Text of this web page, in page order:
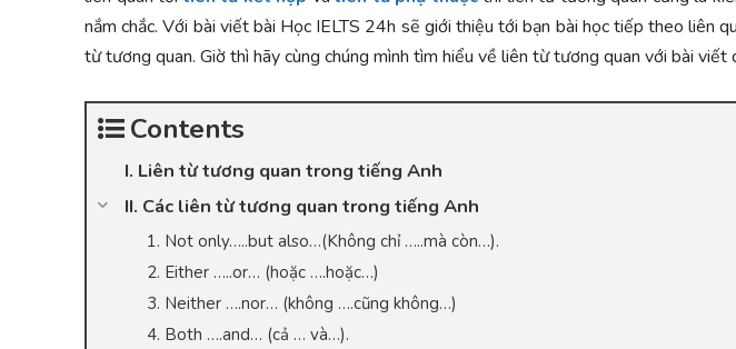
nắm chắc. Với bài viết bài Học IELTS 24h sẽ giới thiệu tới bạn bài học tiếp theo liên
từ tương quan. Giờ thì hãy cùng chúng mình tìm hiểu về liên từ tương quan với bài viết
Contents
I. Liên từ tương quan trong tiếng Anh
II. Các liên từ tương quan trong tiếng Anh
1. Not only…..but also…(Không chỉ …..mà còn…).
2. Either …..or… (hoặc ….hoặc…)
3. Neither ….nor… (không ….cũng không…)
4. Both ….and… (cả … và…).